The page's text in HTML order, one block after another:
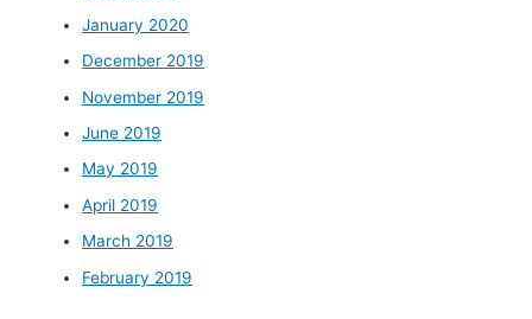
January 2020
December 2019
November 2019
June 2019
May 2019
April 2019
March 2019
February 2019